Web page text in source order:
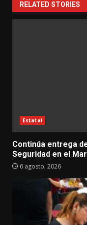
RELATED STORIES
Estatal
Continúa entrega
Seguridad en el Mar
6 agosto, 2026